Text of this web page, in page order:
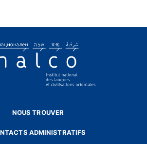
NOUS TROUVER
ADMINISTRATIFS